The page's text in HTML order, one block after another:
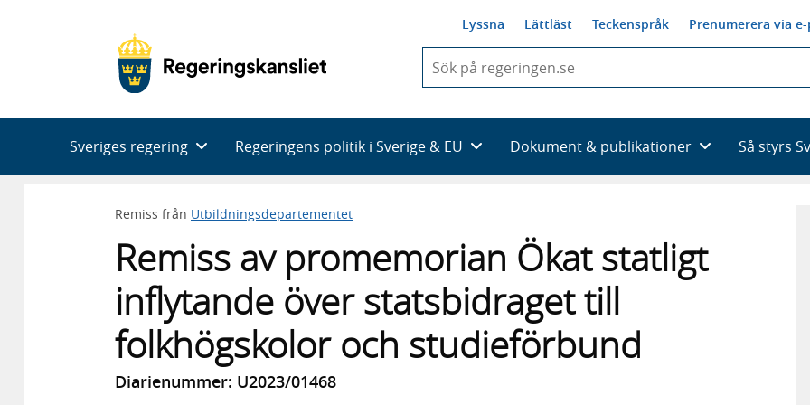
Lyssna Lättläst Teckenspråk Prenumerera via
du
skriva
framträder
en
Sveriges regering Regeringens politik i Sverige & EU Dokument & publikationer Så styrs
Remiss från Utbildningsdepartementet
Remiss av promemorian Ökat statligt
inflytande över statsbidraget till
folkhögskolor och studieförbund
Diarienummer: U2023/01468